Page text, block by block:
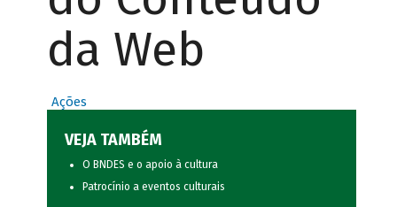
da Web
Ações
VEJA TAMBÉM
O BNDES e o apoio à cultura
Patrocínio a eventos culturais